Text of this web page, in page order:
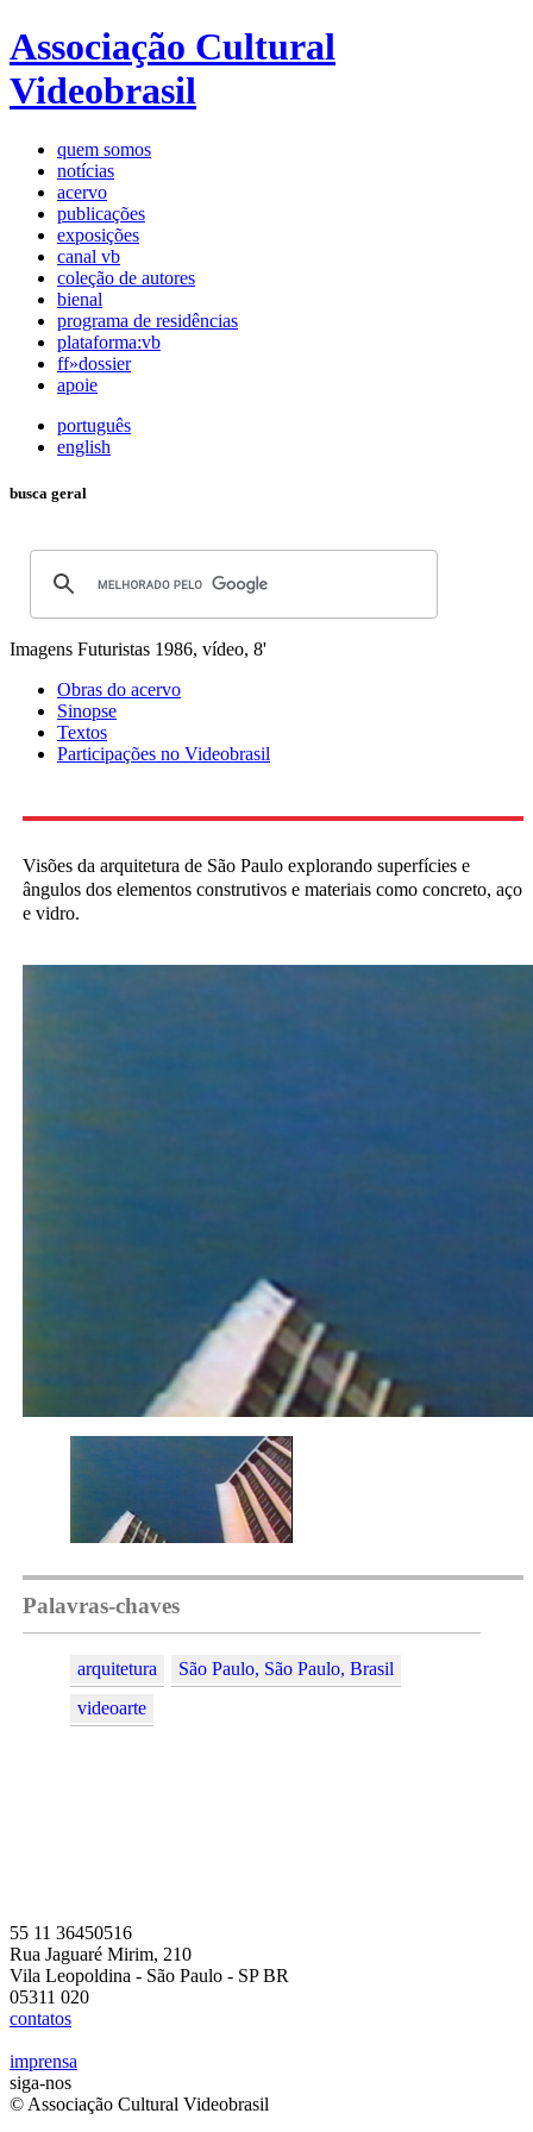
Associação Cultural
Videobrasil
quem somos
notícias
acervo
publicações
exposições
canal vb
coleção de autores
bienal
programa de residências
plataforma:vb
ff»dossier
apoie
português
english
busca geral
Imagens Futuristas 1986, vídeo, 8'
Obras do acervo
Sinopse
Textos
Participações no Videobrasil
Visões da arquitetura de São Paulo explorando superfícies e
ângulos dos elementos construtivos e materiais como concreto, aço
e vidro.
Palavras-chaves
arquitetura
São Paulo, São Paulo, Brasil
videoarte
55 11 36450516
Rua Jaguaré Mirim, 210
Vila Leopoldina - São Paulo - SP BR
05311 020
contatos
imprensa
siga-nos
© Associação Cultural Videobrasil